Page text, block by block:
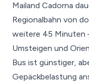
Mailand Cadorna
Regionalbahn von
weitere 45 Minuten
Umsteigen und
Bus ist günstiger,
Gepäckbelastung